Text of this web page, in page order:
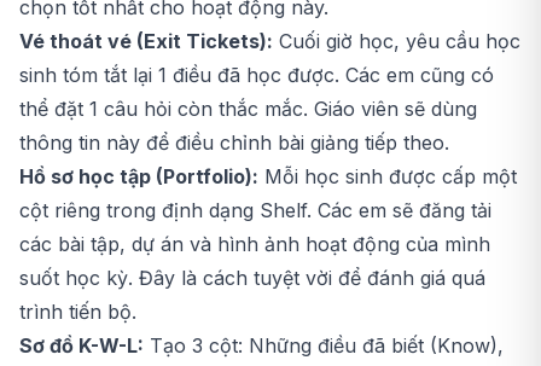
chọn tốt nhất cho hoạt động này.
Vé thoát vé (Exit Tickets): Cuối giờ học, yêu cầu học
sinh tóm tắt lại 1 điều đã học được. Các em cũng có
thể đặt 1 câu hỏi còn thắc mắc. Giáo viên sẽ dùng
thông tin này để điều chỉnh bài giảng tiếp theo.
Hồ sơ học tập (Portfolio): Mỗi học sinh được cấp một
cột riêng trong định dạng Shelf. Các em sẽ đăng tải
các bài tập, dự án và hình ảnh hoạt động của mình
suốt học kỳ. Đây là cách tuyệt vời để đánh giá quá
trình tiến bộ.
Sơ đồ K-W-L: Tạo 3 cột: Những điều đã biết (Know),